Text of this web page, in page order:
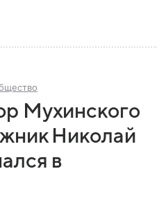
Мухинского
Николай
в